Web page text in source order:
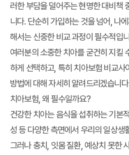
러한 부담을 덜어주는 현명한 대비책
니다. 단순히 가입하는 것을 넘어, 나
해서는 신중한 비교 과정이 필수적입
여러분의 소중한 치아를 굳건히 지킬
하게 선택하고, 특히 치아보험 비교
방법에 대해 자세히 알려드리겠습니
치아보험, 왜 필수일까요?
건강한 치아는 음식을 섭취하는 기본
성 등 다양한 측면에서 우리의 일상생
그러나 충치, 잇몸 질환, 예상치 못한